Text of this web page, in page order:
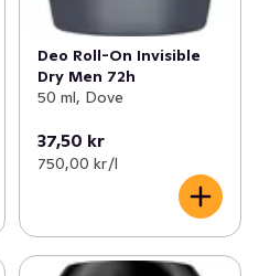
Deo Roll-On Invisible
Dry Men 72h
50 ml, Dove
37,50 kr
750,00 kr /l